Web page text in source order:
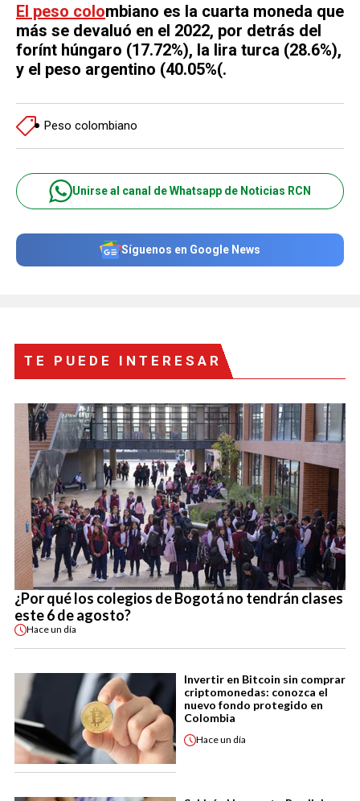
El peso colombiano es la cuarta moneda que
más se devaluó en el 2022, por detrás del
forínt húngaro (17.72%), la lira turca (28.6%),
y el peso argentino (40.05%(.
Peso colombiano
Unirse al canal de Whatsapp de Noticias RCN
Síguenos en Google News
TE PUEDE INTERESAR
¿Por qué los colegios de Bogotá no tendrán clases
este 6 de agosto?
Haceun día
Invertir en Bitcoin sin comprar
criptomonedas: conozca el
nuevo fondo protegido en
Colombia
Haceun día